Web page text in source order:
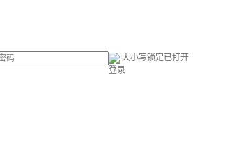
大小写锁定已打开
登录